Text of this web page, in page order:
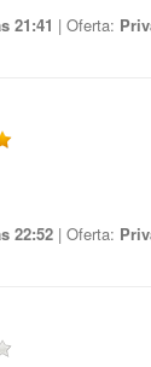
21:41 | Oferta:
22:52 | Oferta: